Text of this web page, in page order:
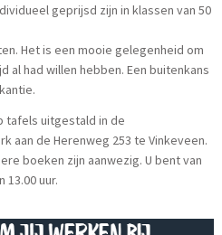
geprijsd zijn in klassen van 50
Het is een mooie gelegenheid om
al had willen hebben. Een buitenkans
tafels uitgestald in de
aan de Herenweg 253 te Vinkeveen.
boeken zijn aanwezig. U bent van
13.00 uur.